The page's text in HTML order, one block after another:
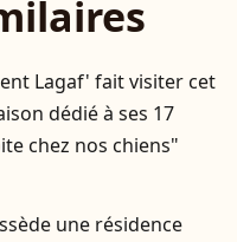
Lagaf' fait visiter cet
dédié à ses 17
chez nos chiens"
une résidence